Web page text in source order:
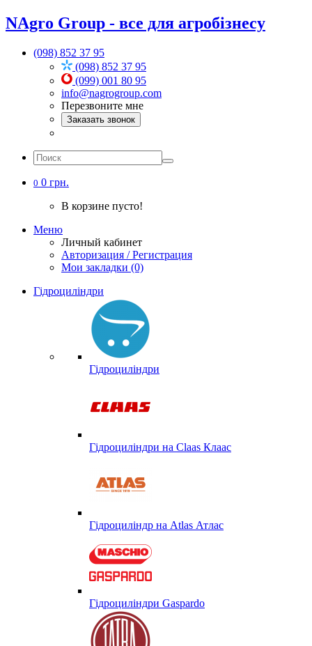
NAgro Group - все для агробізнесу
(098) 852 37 95
(098) 852 37 95
(099) 001 80 95
info@nagrogroup.com
Перезвоните мне
Заказать звонок
0 0 грн.
В корзине пусто!
Меню
Личный кабинет
Авторизация / Регистрация
Мои закладки (0)
Гідроциліндри
Гідроциліндри
Гідроциліндри на Claas Клаас
Гідроциліндр на Atlas Атлас
Гідроциліндри Gaspardo